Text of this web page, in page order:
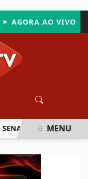
AGORA AO VIVO
LANÇA O PRIMEIRO
MENU